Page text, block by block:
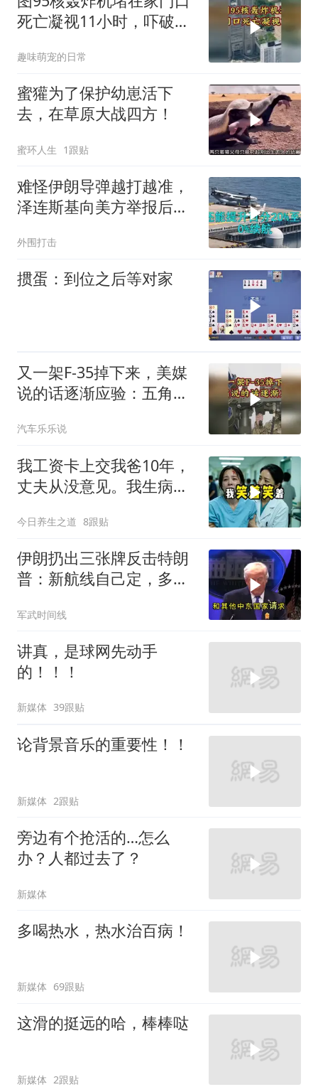
死亡凝视11小时，吓破胆
趣味萌宠的日常
蜜獾为了保护幼崽活下
去，在草原大战四方！
蜜环人生 1跟贴
难怪伊朗导弹越打越准，
泽连斯基向美方举报后，
外围打击
掼蛋：到位之后等对家
又一架F-35掉下来，美媒
说的话逐渐应验：五角大
汽车乐乐说
我工资卡上交我爸10年，
丈夫从没意见。我生病住
今日养生之道 8跟贴
伊朗扔出三张牌反击特朗
普：新航线自己定，多国
前状态
军武时间线
讲真，是球网先动手
的！！！
新媒体 39跟贴
论背景音乐的重要性！！
新媒体 2跟贴
旁边有个抢活的…怎么
办？人都过去了？
新媒体
多喝热水，热水治百病！
新媒体 69跟贴
这滑的挺远的哈，棒棒哒
新媒体 2跟贴